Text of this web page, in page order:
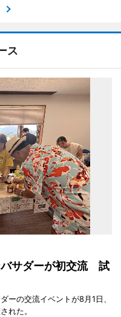
ス
バサダーが初交流 試
ーの交流イベントが8月1日、
れた。